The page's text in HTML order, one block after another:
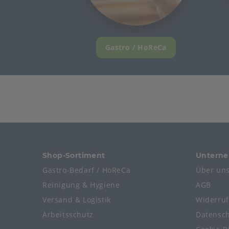
Gastro / HoReCa
Shop-Sortiment
Gastro-Bedarf / HoReCa
Reinigung & Hygiene
Versand & Logistik
Arbeitsschutz
Über
AGB